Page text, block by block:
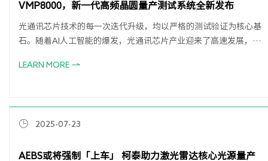
VMP8000，新一代高频晶圆量产测试系统全新发布
光通讯芯片技术的每一次迭代升级，均以严格的测试验证为核心基
石。随着AI人工智能的爆发，光通讯芯片产业迎来了高速发展，为
产业链发生了“前移”，比如带宽和眼图这种只会在封装环节才进
段。
LEARN MORE
2025-07-23
AEBS或将强制「上车」 柯泰助力激光雷达核心光源量产